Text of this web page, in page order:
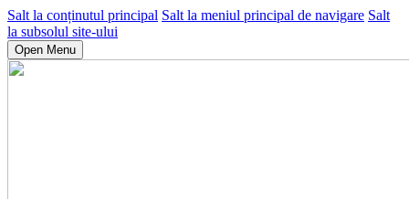
Salt la conținutul principal Salt la meniul principal de navigare Salt
la subsolul site-ului
Open Menu